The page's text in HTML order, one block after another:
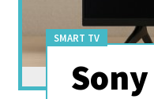
SMART TV